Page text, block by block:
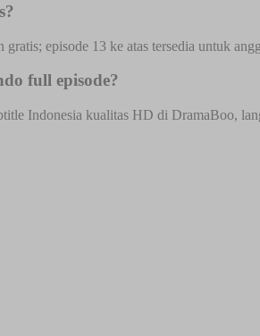
episode 13 ke atas tersedia untuk
full episode?
Indonesia kualitas HD di DramaBoo,